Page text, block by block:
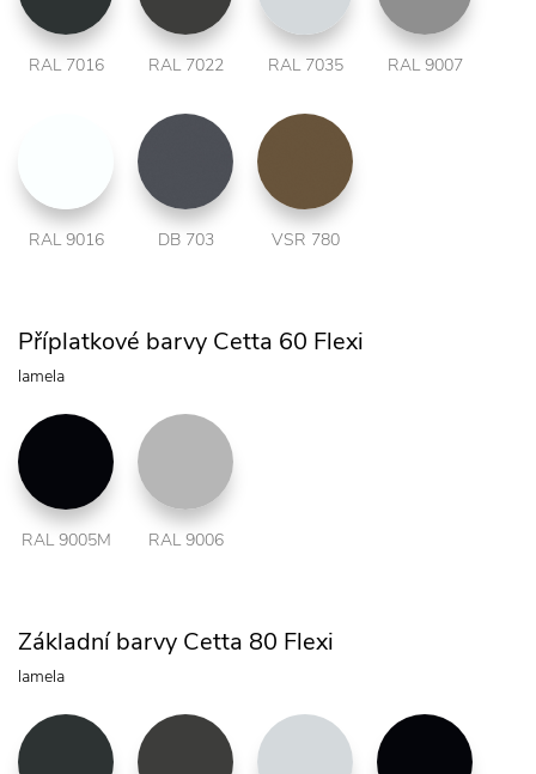
RAL 7016 RAL 7022 RAL 7035 RAL 9007
RAL 9016 DB 703 VSR 780
Příplatkové barvy Cetta 60 Flexi
lamela
RAL 9005M RAL 9006
Základní barvy Cetta 80 Flexi
lamela